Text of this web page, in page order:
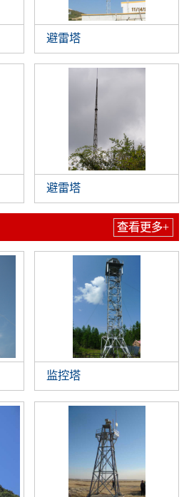
避雷塔
避雷塔
查看更多+
监控塔